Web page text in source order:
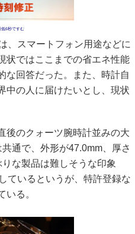
低6秒ですむ
、スマートフォン用途などに
状ではここまでの省エネ性能
な回答だった。また、時計自
中の人に届けたいとし、現状
のクォーツ腕時計並みの大
通で、外形が47.0mm、厚さ
な製品は難しそうな印象
ているというが、特許登録な
いる。